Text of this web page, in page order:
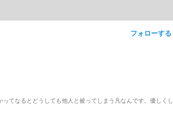
フォローする
てなるとどうしても他人と被ってしまう凡なんです。優しくし